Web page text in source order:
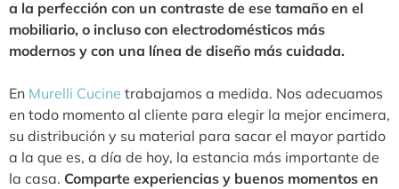
a la perfección con un contraste de ese tamaño en el
mobiliario, o incluso con electrodomésticos más
modernos y con una línea de diseño más cuidada.
En Murelli Cucine trabajamos a medida. Nos adecuamos
en todo momento al cliente para elegir la mejor encimera,
su distribución y su material para sacar el mayor partido
a la que es, a día de hoy, la estancia más importante de
la casa. Comparte experiencias y buenos momentos en